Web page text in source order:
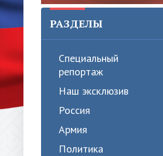
РАЗДЕЛЫ
Специальный
репортаж
Наш эксклюзив
Россия
Армия
Политика